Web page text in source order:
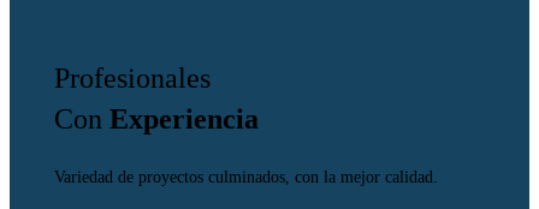
Profesionales
Con Experiencia
Variedad de proyectos culminados, con la mejor calidad.